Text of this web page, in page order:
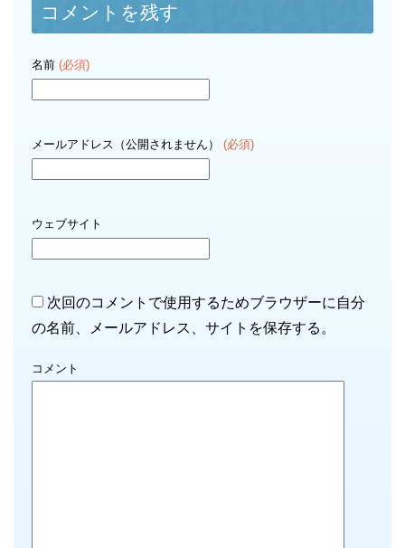
コメントを残す
名前 (必須)
メールアドレス（公開されません） (必須)
ウェブサイト
次回のコメントで使用するためブラウザーに自分
の名前、メールアドレス、サイトを保存する。
コメント